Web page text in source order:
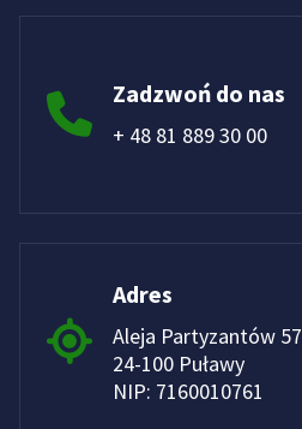
Zadzwoń do nas
+ 48 81 889 30 00
Adres
Aleja Partyzantów 57
24-100 Puławy
NIP: 7160010761